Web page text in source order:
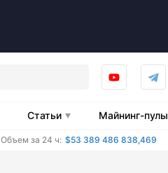
Статьи Майнинг-пулы
Объем за 24 ч: $53 389 486 838,469